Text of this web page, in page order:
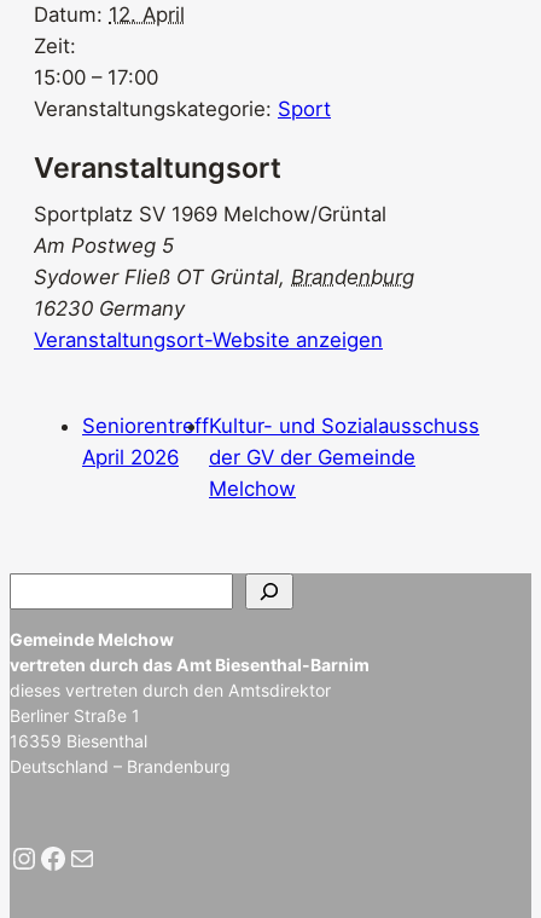
Datum: 12. April
Zeit:
15:00 – 17:00
Veranstaltungskategorie: Sport
Veranstaltungsort
Sportplatz SV 1969 Melchow/Grüntal
Am Postweg 5
Sydower Fließ OT Grüntal, Brandenburg
16230 Germany
Veranstaltungsort-Website anzeigen
Seniorentreff
April 2026
Kultur- und Sozialausschuss
der GV der Gemeinde
Melchow
u
c
h
e
n
Gemeinde Melchow
vertreten durch das Amt Biesenthal-Barnim
dieses vertreten durch den Amtsdirektor
Berliner Straße 1
16359 Biesenthal
Deutschland – Brandenburg
Instagram Facebook E-Mail